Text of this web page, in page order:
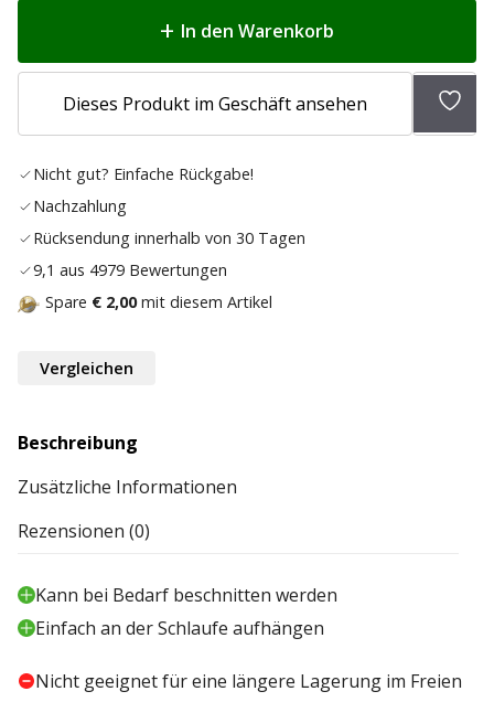
In den Warenkorb
Dieses Produkt im Geschäft ansehen
Zur
Nicht gut? Einfache Rückgabe!
Nachzahlung
Rücksendung innerhalb von 30 Tagen
9,1 aus 4979 Bewertungen
Spare € 2,00mit diesem Artikel
Vergleichen
Beschreibung
Zusätzliche Informationen
Rezensionen (0)
Kann bei Bedarf beschnitten werden
Einfach an der Schlaufe aufhängen
Nicht geeignet für eine längere Lagerung im Freien